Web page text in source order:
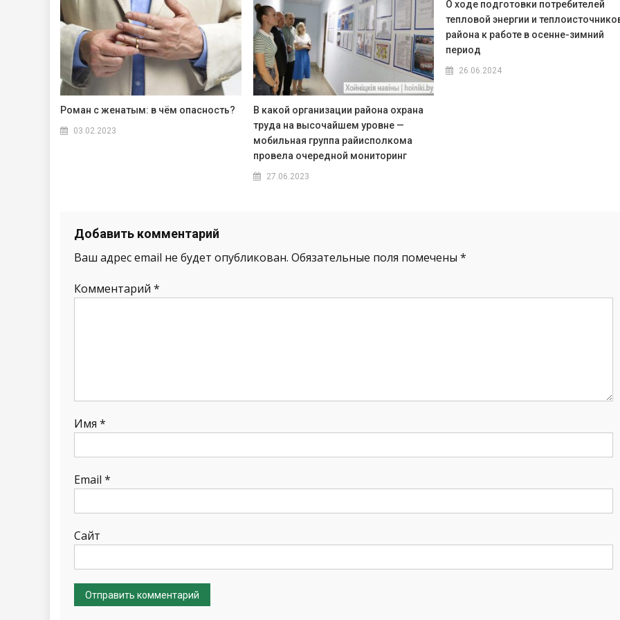
Роман с женатым: в чём опасность?
03.02.2023
В какой организации района охрана
труда на высочайшем уровне —
мобильная группа райисполкома
провела очередной мониторинг
27.06.2023
О ходе подготовки потребителей
тепловой энергии и
района к работе в осенне-зимний
период
26.06.2024
Добавить комментарий
Ваш адрес email не будет опубликован. Обязательные поля помечены *
Комментарий *
Имя *
Email *
Сайт